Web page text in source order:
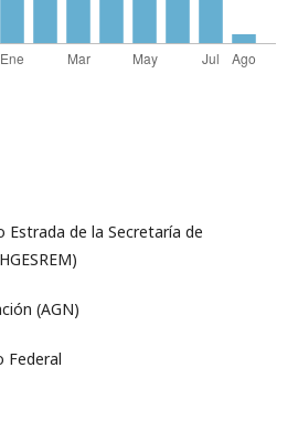
Estrada de la Secretaría de
(AGN)
Federal